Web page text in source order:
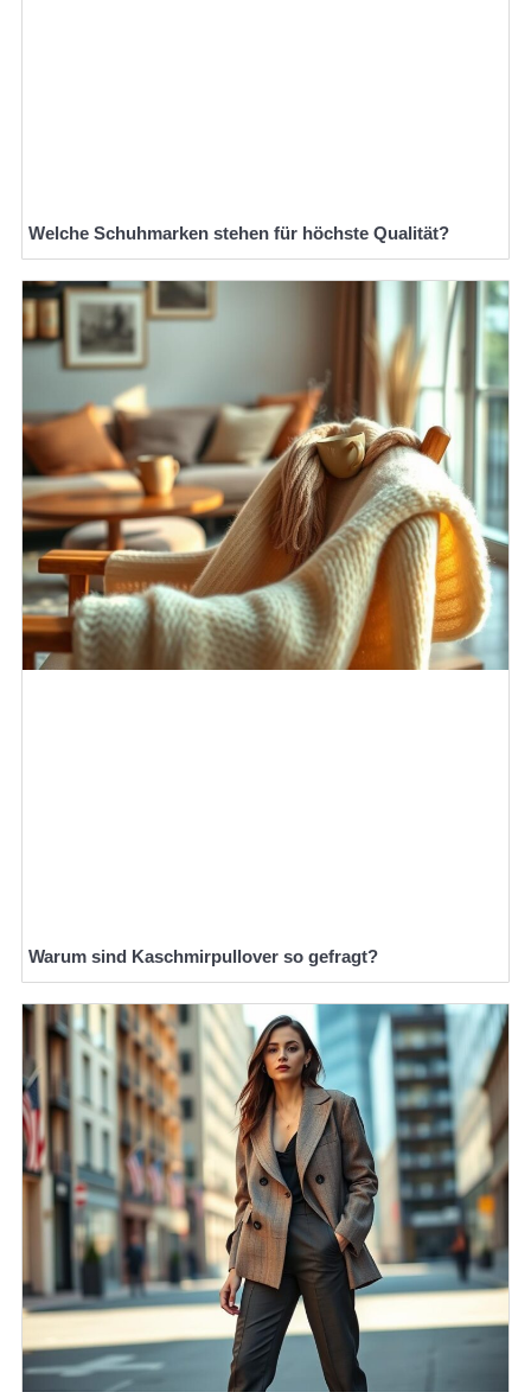
Welche Schuhmarken stehen für höchste Qualität?
Warum sind Kaschmirpullover so gefragt?